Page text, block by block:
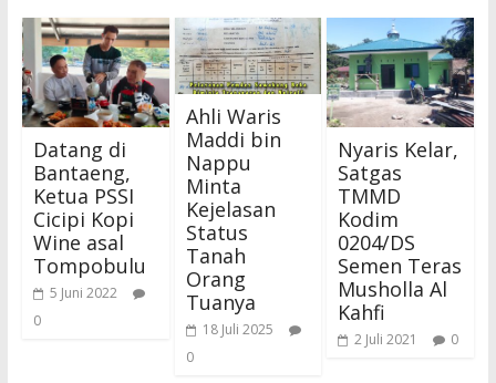
Datang di
Bantaeng,
Ketua PSSI
Cicipi Kopi
Wine asal
Tompobulu
5 Juni 2022
0
Ahli Waris
Maddi bin
Nappu
Minta
Kejelasan
Status
Tanah
Orang
Tuanya
18 Juli 2025
0
Nyaris Kelar,
Satgas
TMMD
Kodim
0204/DS
Semen Teras
Musholla Al
Kahfi
2 Juli 2021 0